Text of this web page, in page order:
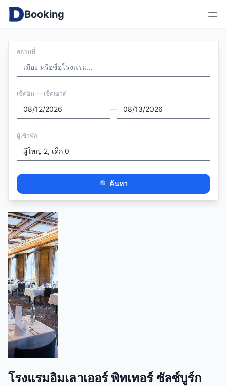
Booking
สถานที่
เช็คอิน — เช็คเอาต์
—
ผู้เข้าพัก
🔍 ค้นหา
โรงแรมอิมเลาเออร์ พิทเทอร์ ซัลซ์บูร์ก